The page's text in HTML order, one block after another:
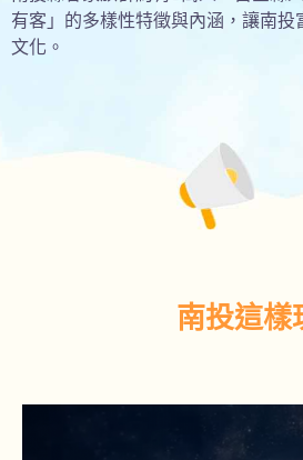
有客」的多樣性特徵與內涵，讓南投
文化。
南投這樣